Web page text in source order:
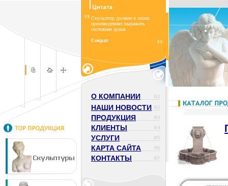
Скульптор должен в своих
произведениях выражать
состояние души.
Сократ
О КОМПАНИИ
НАШИ НОВОСТИ
ПРОДУКЦИЯ
КЛИЕНТЫ
УСЛУГИ
КАРТА САЙТА
КОНТАКТЫ